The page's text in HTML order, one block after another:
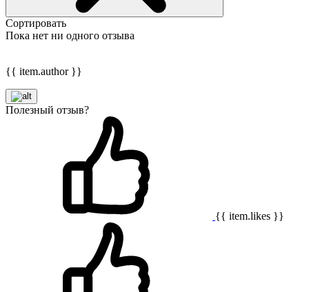
Сортировать
Пока нет ни одного отзыва
{{ item.author }}
Полезный отзыв?
{{ item.likes }}